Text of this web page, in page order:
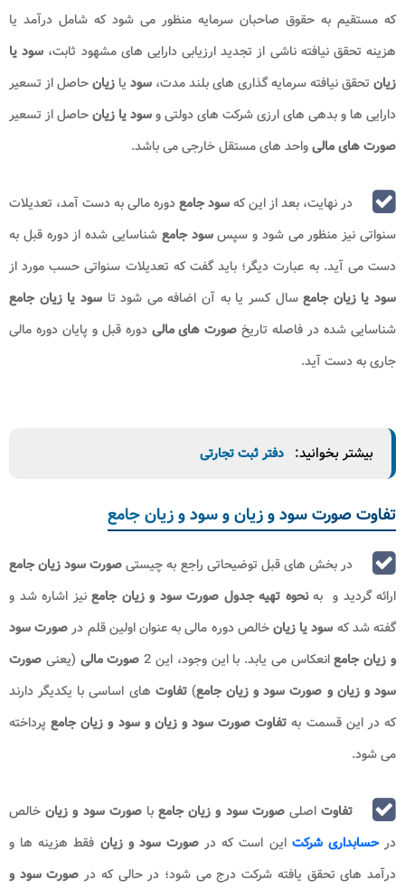
که مستقیم به حقوق صاحبان سرمایه منظور می شود که شامل درآمد یا
هزینه تحقق نیافته ناشی از تجدید ارزیابی دارایی های مشهود ثابت، سود یا
زیان تحقق نیافته سرمایه گذاری های بلند مدت، سود یا زیانحاصل از تسعیر
دارایی ها و بدهی های ارزی شرکت های دولتی وسود یا زیانحاصل از تسعیر
صورت های مالیواحد های مستقل خارجی می باشد.
در نهایت، بعد از این کهسود جامعدوره مالی به دست آمد، تعدیلات
سنواتی نیز منظور می شود و سپسسود جامع شناسایی شده از دوره قبل به
دست می آید. به عبارت دیگر؛ باید گفت که تعدیلات سنواتی حسب مورد از
سود یا زیان جامعسال کسر یا به آن اضافه می شود تاسود یا زیان جامع
شناسایی شده در فاصله تاریخ صورت های مالی دوره قبل و پایان دوره مالی
جاری به دست آید.
بیشتر بخوانید: دفتر ثبت تجارتی
تفاوت صورت سود و زیان و سود و زیان جامع
در بخش های قبل توضیحاتی راجع به چیستیصورت سود زیان جامع
ارائه گردید و بهنحوه تهیه جدول صورت سود و زیان جامع نیز اشاره شد و
گفته شد که ﺳﻮﺩ ﻳﺎ ﺯﻳﺎﻥﺧﺎﻟﺺ ﺩﻭﺭﻩ مالی ﺑﻪ ﻋﻨﻮﺍﻥ ﺍﻭﻟﻴﻦ ﻗﻠﻢ ﺩﺭﺻﻮﺭﺕ ﺳﻮﺩ
ﻭ ﺯﻳﺎﻥ ﺟﺎﻣﻊﺍﻧﻌﻜﺎﺱ می ﻳﺎﺑﺪ. با این وجود، این 2 صورت مالی (یعنی صورت
سود و زیان و صورت سود و زیان جامع)تفاوت های اساسی با یکدیگر دارند
که در این قسمت به تفاوت صورت سود و زیان و سود و زیان جامع پرداخته
می شود.
تفاوتاصلی صورت سود و زیان جامعبا صورت سود و زیانخالص
در حسابداری شرکت این است که در صورت سود و زیان فقط هزینه ها و
درآمد های تحقق یافته شرکت درج می شود؛ در حالی که درصورت سود و